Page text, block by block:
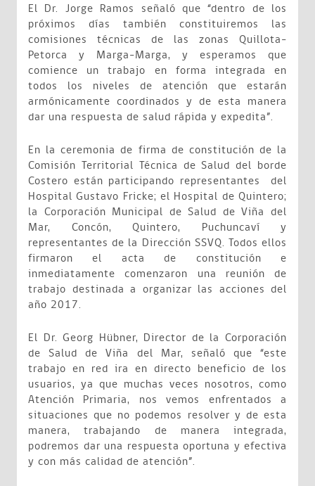
El Dr. Jorge Ramos señaló que “dentro de los
próximos días también constituiremos las
comisiones técnicas de las zonas Quillota-
Petorca y Marga-Marga, y esperamos que
comience un trabajo en forma integrada en
todos los niveles de atención que estarán
armónicamente coordinados y de esta manera
dar una respuesta de salud rápida y expedita”.
En la ceremonia de firma de constitución de la
Comisión Territorial Técnica de Salud del borde
Costero están participando representantes del
Hospital Gustavo Fricke; el Hospital de Quintero;
la Corporación Municipal de Salud de Viña del
Mar, Concón, Quintero, Puchuncaví y
representantes de la Dirección SSVQ. Todos ellos
firmaron el acta de constitución e
inmediatamente comenzaron una reunión de
trabajo destinada a organizar las acciones del
año 2017.
El Dr. Georg Hübner, Director de la Corporación
de Salud de Viña del Mar, señaló que “este
trabajo en red ira en directo beneficio de los
usuarios, ya que muchas veces nosotros, como
Atención Primaria, nos vemos enfrentados a
situaciones que no podemos resolver y de esta
manera, trabajando de manera integrada,
podremos dar una respuesta oportuna y efectiva
y con más calidad de atención”.